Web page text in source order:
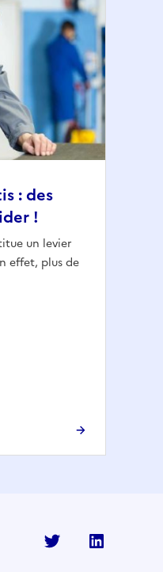
: des
!
un levier
effet, plus de
Twitter